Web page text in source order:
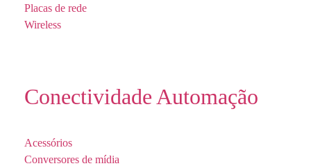
Placas de rede
Wireless
Conectividade Automação
Acessórios
Conversores de mídia